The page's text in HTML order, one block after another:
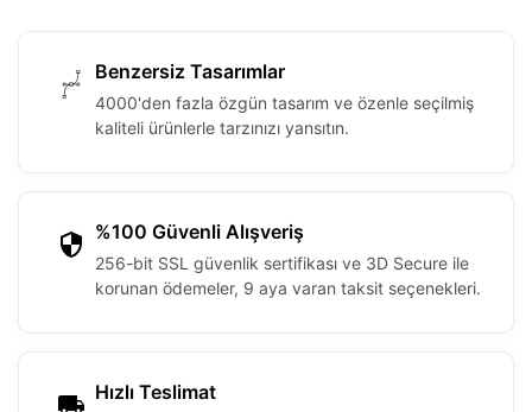
Benzersiz Tasarımlar
4000'den fazla özgün tasarım ve özenle seçilmiş
kaliteli ürünlerle tarzınızı yansıtın.
%100 Güvenli Alışveriş
256-bit SSL güvenlik sertifikası ve 3D Secure ile
korunan ödemeler, 9 aya varan taksit seçenekleri.
Hızlı Teslimat